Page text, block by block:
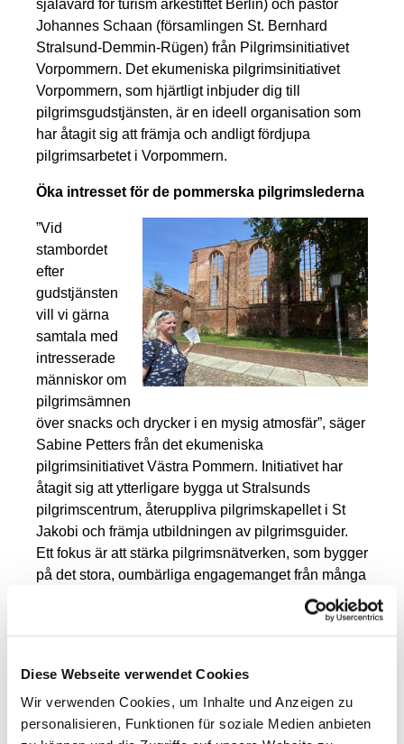
Diese Webseite verwendet Cookies
Wir verwenden Cookies, um Inhalte und Anzeigen zu
personalisieren, Funktionen für soziale Medien anbieten
själavård för turism ärkestiftet Berlin) och pastor
Johannes Schaan (församlingen St. Bernhard
Stralsund-Demmin-Rügen) från Pilgrimsinitiativet
Vorpommern. Det ekumeniska pilgrimsinitiativet
Vorpommern, som hjärtligt inbjuder dig till
pilgrimsgudstjänsten, är en ideell organisation som
har åtagit sig att främja och andligt fördjupa
pilgrimsarbetet i Vorpommern.
Öka intresset för de pommerska pilgrimslederna
”Vid
stambordet
efter
gudstjänsten
vill vi gärna
samtala med
intresserade
människor om
pilgrimsämnen
över snacks och drycker i en mysig atmosfär”, säger
Sabine Petters från det ekumeniska
pilgrimsinitiativet Västra Pommern. Initiativet har
åtagit sig att ytterligare bygga ut Stralsunds
pilgrimscentrum, återuppliva pilgrimskapellet i St
Jakobi och främja utbildningen av pilgrimsguider.
Ett fokus är att stärka pilgrimsnätverken, som bygger
på det stora, oumbärliga engagemanget från många
pilgrimshärbärgen eller underhåller och bevarar
skyltningen av pilgrimslederna. ”Vi vill också öka
genom Pommern, Griffinvägen, Birgittenvägen och
Via Baltica, och väcka ett brett intresse för att göra
en pilgrimsvandring längs dessa leder.” Föreningen